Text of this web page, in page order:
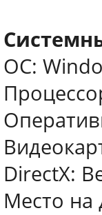
ОС:
DirectX:
Место на